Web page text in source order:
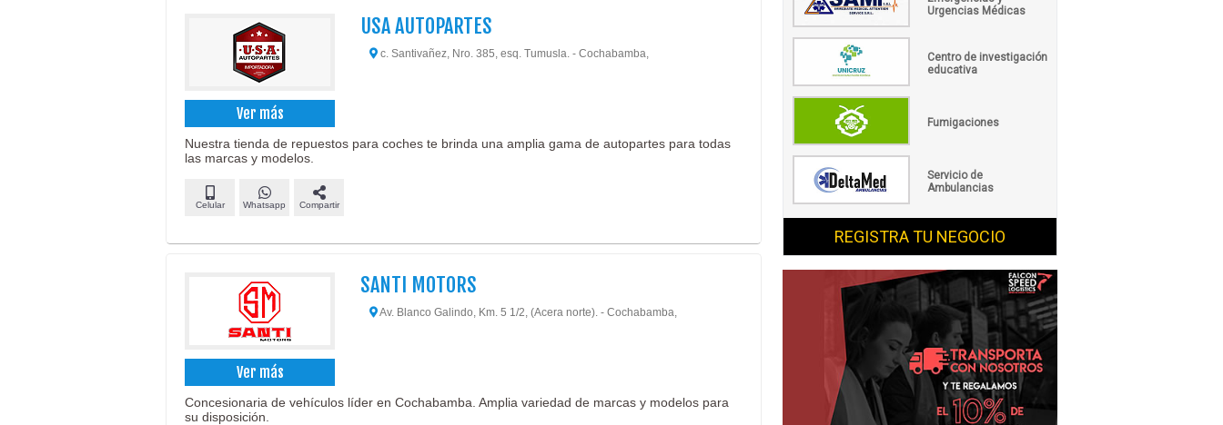
Ver más
USA AUTOPARTES
c. Santivañez, Nro. 385, esq. Tumusla. - Cochabamba,
Nuestra tienda de repuestos para coches te brinda una amplia gama de autopartes para todas
las marcas y modelos.
Celular Whatsapp Compartir
Ver más
SANTI MOTORS
Av. Blanco Galindo, Km. 5 1/2, (Acera norte). - Cochabamba,
Concesionaria de vehículos líder en Cochabamba. Amplia variedad de marcas y modelos para
su disposición.
Urgencias Médicas
Centro de investigación
educativa
Fumigaciones
Servicio de
Ambulancias
REGISTRA TU NEGOCIO